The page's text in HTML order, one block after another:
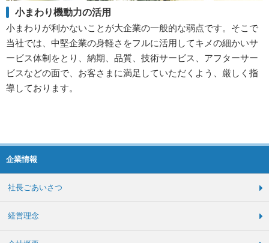
小まわり機動力の活用
小まわりが利かないことが大企業の一般的な弱点です。そこで
当社では、中堅企業の身軽さをフルに活用してキメの細かいサ
ービス体制をとり、納期、品質、技術サービス、アフターサー
ビスなどの面で、お客さまに満足していただくよう、厳しく指
導しております。
企業情報
社長ごあいさつ
経営理念